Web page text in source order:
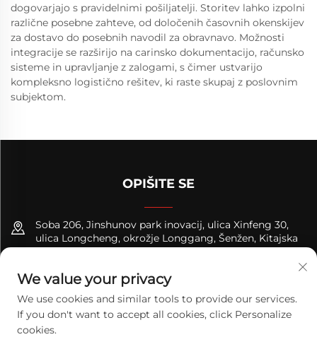
dogovarjajo s pravidelnimi pošiljatelji. Storitev lahko izpolni
različne posebne zahteve, od določenih časovnih okenskijev
za dostavo do posebnih navodil za obravnavo. Možnosti
integracije se razširijo na carinsko dokumentacijo, računsko
sisteme in upravljanje z zalogami, s čimer ustvarijo
kompleksno logistično rešitev, ki raste skupaj z poslovnim
subjektom.
OPIŠITE SE
Soba 206, Jinshunov park inovacij, ulica Xinfeng 30,
ulica Longcheng, okrožje Longgang, Šenžen, Kitajska
[email protected]
We value your privacy
We use cookies and similar tools to provide our services.
If you don't want to accept all cookies, click Personalize
cookies.